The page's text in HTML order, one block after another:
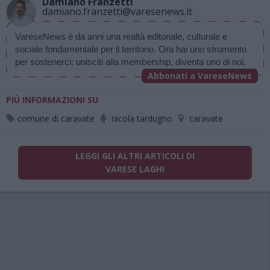
damiano.franzetti@varesenews.it
VareseNews è da anni una realtà editoriale, culturale e
sociale fondamentale per il territorio. Ora hai uno strumento
per sostenerci: unisciti alla membership, diventa uno di noi.
Abbonati a VareseNews
PIÙ INFORMAZIONI SU
comune di caravate
nicola tardugno caravate
LEGGI GLI ALTRI ARTICOLI DI
VARESE LAGHI